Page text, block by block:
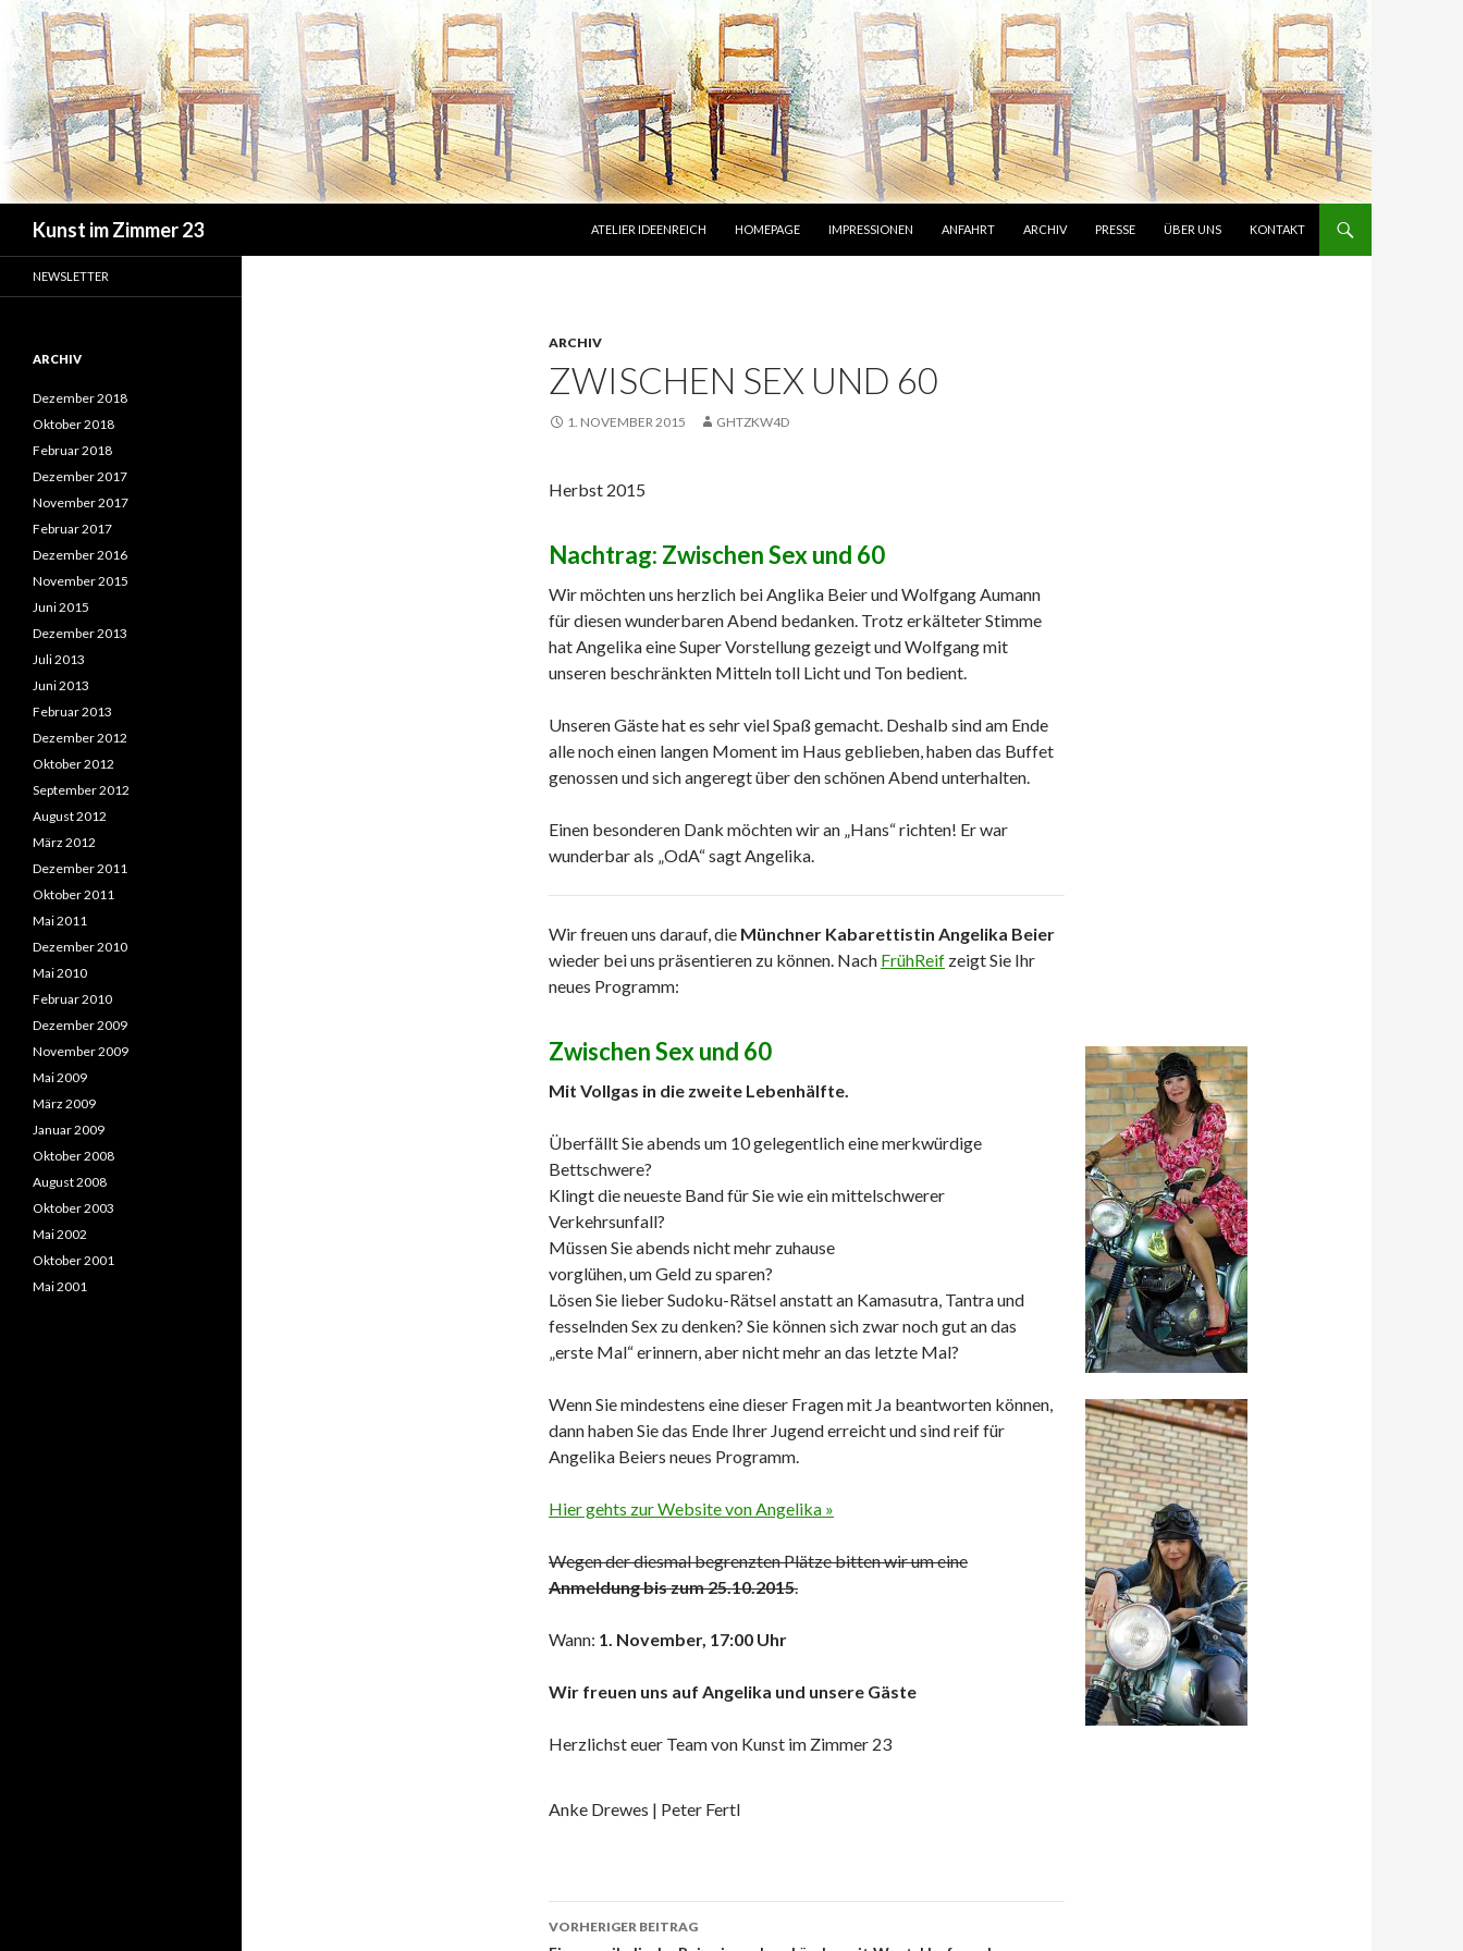
Kunst im Zimmer 23
ATELIER IDEENREICH
HOMEPAGE IMPRESSIONEN ANFAHRT ARCHIV PRESSE ÜBER UNS KONTAKT
ARCHIV
ZWISCHEN SEX UND 60
1. NOVEMBER 2015 GHTZKW4D
Herbst 2015
Nachtrag: Zwischen Sex und 60
Wir möchten uns herzlich bei Anglika Beier und Wolfgang Aumann
für diesen wunderbaren Abend bedanken. Trotz erkälteter Stimme
hat Angelika eine Super Vorstellung gezeigt und Wolfgang mit
unseren beschränkten Mitteln toll Licht und Ton bedient.
Unseren Gäste hat es sehr viel Spaß gemacht. Deshalb sind am Ende
alle noch einen langen Moment im Haus geblieben, haben das Buffet
genossen und sich angeregt über den schönen Abend unterhalten.
Einen besonderen Dank möchten wir an „Hans“ richten! Er war
wunderbar als „OdA“ sagt Angelika.
Wir freuen uns darauf, die Münchner Kabarettistin Angelika Beier
wieder bei uns präsentieren zu können. Nach FrühReif zeigt Sie Ihr
neues Programm:
Zwischen Sex und 60
Mit Vollgas in die zweite Lebenhälfte.
Überfällt Sie abends um 10 gelegentlich eine merkwürdige
Bettschwere?
Klingt die neueste Band für Sie wie ein mittelschwerer
Verkehrsunfall?
Müssen Sie abends nicht mehr zuhause
vorglühen, um Geld zu sparen?
Lösen Sie lieber Sudoku-Rätsel anstatt an Kamasutra, Tantra und
fesselnden Sex zu denken? Sie können sich zwar noch gut an das
„erste Mal“ erinnern, aber nicht mehr an das letzte Mal?
Wenn Sie mindestens eine dieser Fragen mit Ja beantworten können,
dann haben Sie das Ende Ihrer Jugend erreicht und sind reif für
Angelika Beiers neues Programm.
Hier gehts zur Website von Angelika »
Wegen der diesmal begrenzten Plätze bitten wir um eine
Anmeldung bis zum 25.10.2015.
Wann: 1. November, 17:00 Uhr
Wir freuen uns auf Angelika und unsere Gäste
Herzlichst euer Team von Kunst im Zimmer 23
Anke Drewes | Peter Fertl
Beitrags-
VORHERIGER BEITRAG
NEWSLETTER
ARCHIV
Dezember 2018
Oktober 2018
Februar 2018
Dezember 2017
November 2017
Februar 2017
Dezember 2016
November 2015
Juni 2015
Dezember 2013
Juli 2013
Juni 2013
Februar 2013
Dezember 2012
Oktober 2012
September 2012
August 2012
März 2012
Dezember 2011
Oktober 2011
Mai 2011
Dezember 2010
Mai 2010
Februar 2010
Dezember 2009
November 2009
Mai 2009
März 2009
Januar 2009
Oktober 2008
August 2008
Oktober 2003
Mai 2002
Oktober 2001
Mai 2001